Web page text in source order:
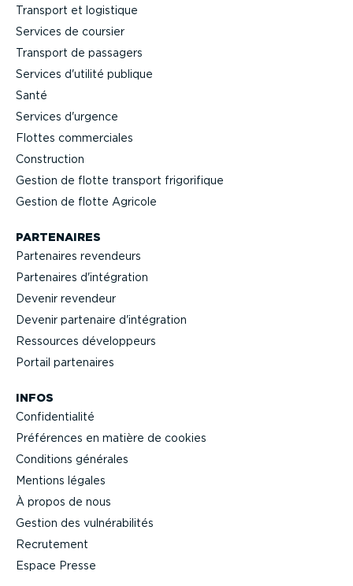
Transport et logistique
Services de coursier
Transport de passagers
Services d'utilité publique
Santé
Services d'urgence
Flottes commer­ciales
Construction
Gestion de flotte transport frigo­ri­fique
Gestion de flotte Agricole
PARTENAIRES
Partenaires revendeurs
Partenaires d'intégration
Devenir revendeur
Devenir partenaire d'intégration
Ressources dévelop­peurs
Portail partenaires
INFOS
Confi­den­tialité
Préférences en matière de cookies
Conditions générales
Mentions légales
À propos de nous
Gestion des vulné­ra­bi­lités
Recrutement
Espace Presse